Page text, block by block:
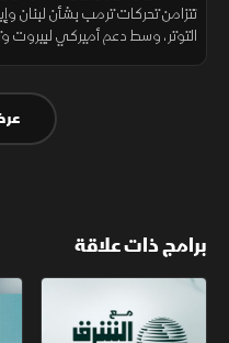
تتزامن تحركات ترمب بشأن لبنان
التوتر، وسط دعم أميركي لبيروت
برامج ذات علاقة
مع الشرق الأوسط